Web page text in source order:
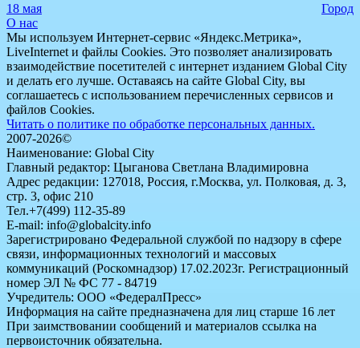
18 мая
Город
О нас
Мы используем Интернет-сервис «Яндекс.Метрика»,
LiveInternet и файлы Cookies. Это позволяет анализировать
взаимодействие посетителей с интернет изданием Global City
и делать его лучше. Оставаясь на сайте Global City, вы
соглашаетесь с использованием перечисленных сервисов и
файлов Cookies.
Читать о политике по обработке персональных данных.
2007-2026©
Наименование: Global City
Главный редактор: Цыганова Светлана Владимировна
Адрес редакции: 127018, Россия, г.Москва, ул. Полковая, д. 3,
стр. 3, офис 210
Тел.+7(499) 112-35-89
E-mail: info@globalcity.info
Зарегистрировано Федеральной службой по надзору в сфере
связи, информационных технологий и массовых
коммуникаций (Роскомнадзор) 17.02.2023г. Регистрационный
номер ЭЛ № ФС 77 - 84719
Учредитель: ООО «ФедералПресс»
Информация на сайте предназначена для лиц старше 16 лет
При заимствовании сообщений и материалов ссылка на
первоисточник обязательна.